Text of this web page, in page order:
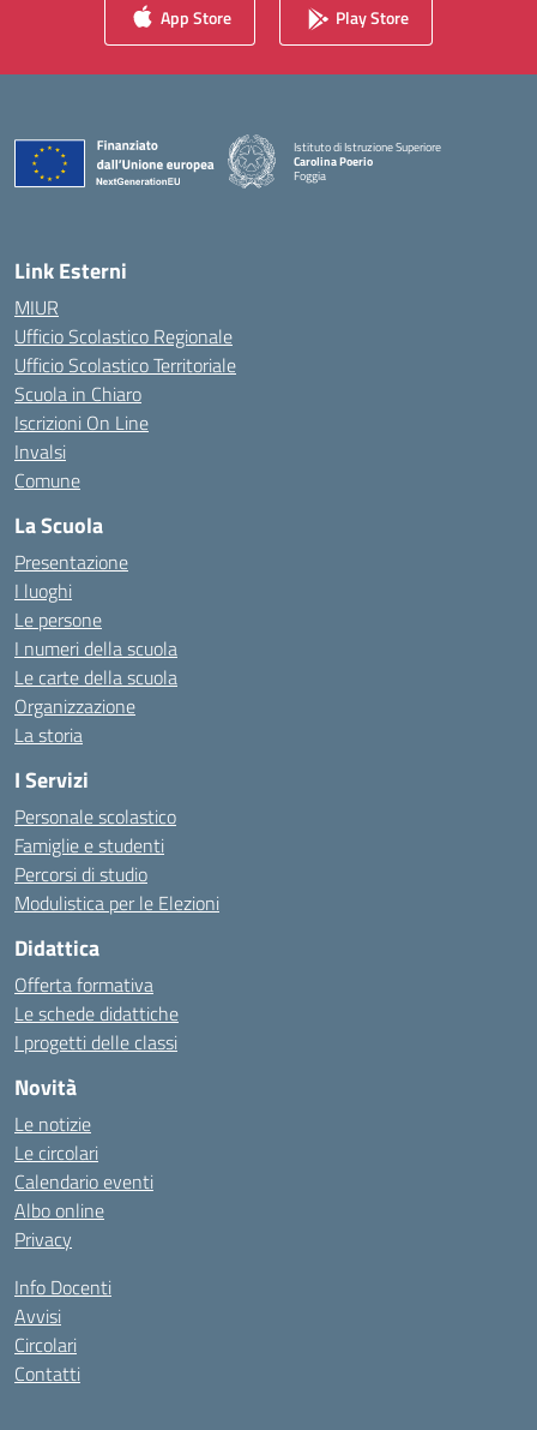
App Store Play Store
Istituto di Istruzione Superiore
Carolina Poerio
Foggia
— Visita la pagina iniziale della scuola
Link Esterni
MIUR
Ufficio Scolastico Regionale
Ufficio Scolastico Territoriale
Scuola in Chiaro
Iscrizioni On Line
Invalsi
Comune
La Scuola
Presentazione
I luoghi
Le persone
I numeri della scuola
Le carte della scuola
Organizzazione
La storia
I Servizi
Personale scolastico
Famiglie e studenti
Percorsi di studio
Modulistica per le Elezioni
Didattica
Offerta formativa
Le schede didattiche
I progetti delle classi
Novità
Le notizie
Le circolari
Calendario eventi
Albo online
Privacy
Info Docenti
Avvisi
Circolari
Contatti